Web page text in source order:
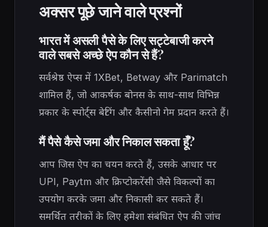
अक्सर पूछे जाने वाले प्रश्नों
भारत में असली पैसे के लिए सट्टेबाजी करने
वाले सबसे अच्छे ऐप कौन से हैं?
सर्वश्रेष्ठ ऐप्स में 1XBet, Betway और Parimatch
शामिल हैं, जो आकर्षक बोनस के साथ-साथ विभिन्न
प्रकार के स्पोर्ट्स बेटिंग और कैसीनो गेम प्रदान करते हैं।
मैं पैसे कैसे जमा और निकाल सकता हूँ?
आप जिस ऐप का चयन करते हैं, उसके आधार पर
UPI, Paytm और क्रिप्टोकरेंसी जैसे विकल्पों का
उपयोग करके जमा और निकासी कर सकते हैं।
समर्थित तरीकों के लिए हमेशा संबंधित ऐप की जांच